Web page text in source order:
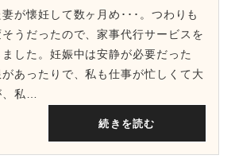
が懐妊して数ヶ月め･･･。つわりも
うだったので、家事代行サービスを
した。妊娠中は安静が必要だった
あったりで、私も仕事が忙しくて大
、私…
続きを読む